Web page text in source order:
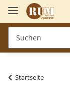
Startseite